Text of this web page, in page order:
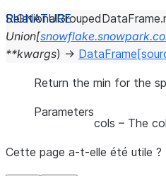
RelationalGroupedDataFrame.
Union[
**kwargs) → DataFrame
Return the min for the
Parameters
cols – The
Cette page a-t-elle été utile ?